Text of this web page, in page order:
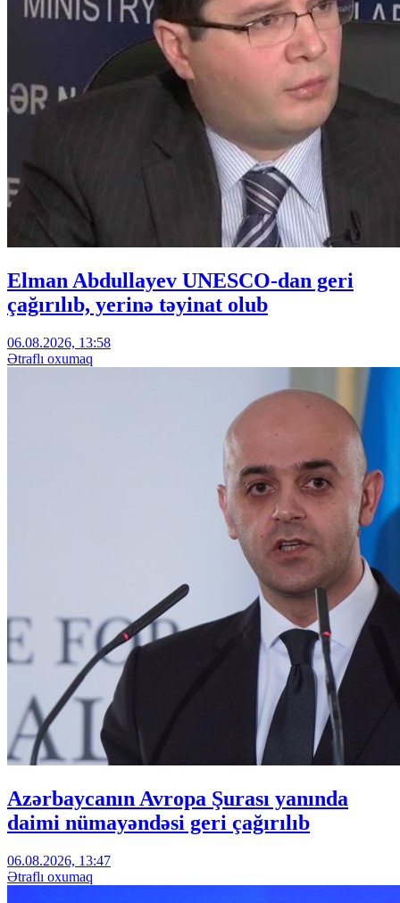
Elman Abdullayev UNESCO-dan geri
çağırılıb, yerinə təyinat olub
06.08.2026, 13:58
Ətraflı oxumaq
Azərbaycanın Avropa Şurası yanında
daimi nümayəndəsi geri çağırılıb
06.08.2026, 13:47
Ətraflı oxumaq